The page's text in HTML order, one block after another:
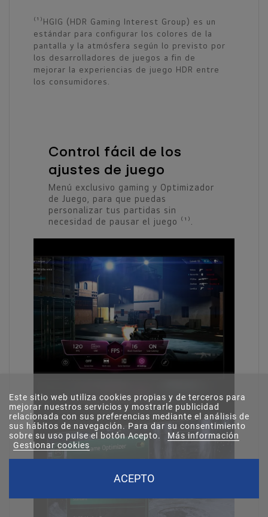
⁽¹⁾HGIG (HDR Gaming Interest Group) es un
estándar para configurar los colores de la
pantalla y la atmósfera según lo previsto por
los desarrolladores de juegos a fin de
mejorar la experiencias de juego HDR entre
los consumidores.
Control fácil de los
ajustes de juego
Menú exclusivo gaming y Optimizador
de Juego, para que puedas
personalizar tus partidas sin
necesidad de pausar el juego ⁽¹⁾.
Este sitio web utiliza cookies propias y de terceros para
mejorar nuestros servicios y mostrarle publicidad
relacionada con sus preferencias mediante el análisis de
sus hábitos de navegación. Para dar su consentimiento
sobre su uso pulse el botón Acepto.
Más información
Gestionar cookies
ACEPTO